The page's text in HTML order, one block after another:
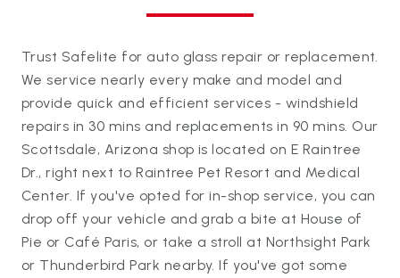
Trust Safelite for auto glass repair or replacement.
We service nearly every make and model and
provide quick and efficient services - windshield
repairs in 30 mins and replacements in 90 mins. Our
Scottsdale, Arizona shop is located on E Raintree
Dr., right next to Raintree Pet Resort and Medical
Center. If you've opted for in-shop service, you can
drop off your vehicle and grab a bite at House of
Pie or Café Paris, or take a stroll at Northsight Park
or Thunderbird Park nearby. If you've got some